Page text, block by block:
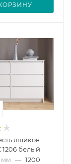
ящиков
белый
мм — 1200